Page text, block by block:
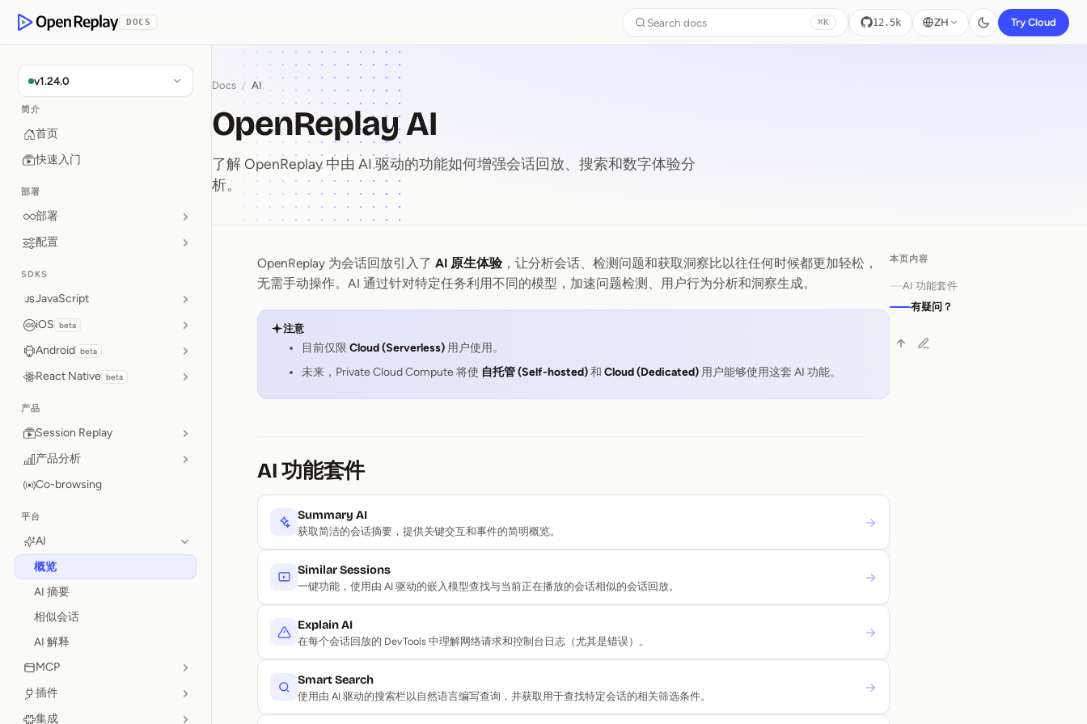
OpenReplay
DOCS Search docs ⌘K 12.5k ZH Try Cloud
v1.24.0
简介
首页
快速入门
部署
部署
配置
SDKS
JavaScript
iOS beta
Android beta
React Native beta
产品
Session Replay
产品分析
Co-browsing
平台
AI
概览
AI 摘要
相似会话
AI 解释
MCP
插件
集成
Docs / AI
OpenReplay AI
了解 OpenReplay 中由 AI 驱动的功能如何增强会话回放、搜索和数字体验分
析。
OpenReplay AI
OpenReplay 为会话回放引入了 AI 原生体验 ，让分析会话、检测问题和获取洞察比以往任何时候都更加轻松，
无需手动操作。AI 通过针对特定任务利用不同的模型，加速问题检测、用户行为分析和洞察生成。
注意
目前仅限 Cloud (Serverless) 用户使用。
未来，Private Cloud Compute 将使 自托管 (Self-hosted)和 Cloud (Dedicated) 用户能够使用这套 AI 功能。
AI 功能套件
Summary AI
获取简洁的会话摘要，提供关键交互和事件的简明概览。
→
Similar Sessions
一键功能，使用由 AI 驱动的嵌入模型查找与当前正在播放的会话相似的会话回放。
→
Explain AI
在每个会话回放的 DevTools 中理解网络请求和控制台日志（尤其是错误）。
→
Smart Search
使用由 AI 驱动的搜索栏以自然语言编写查询，并获取用于查找特定会话的相关筛选条件。
→
本页内容
AI 功能套件
有疑问？